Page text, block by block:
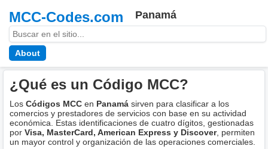
MCC-Codes.com Panamá
About
¿Qué es un Código MCC?
Los Códigos MCC en Panamá sirven para clasificar a los
comercios y prestadores de servicios con base en su actividad
económica. Estas identificaciones de cuatro dígitos, gestionadas
por Visa, MasterCard, American Express y Discover, permiten
un mayor control y organización de las operaciones comerciales.